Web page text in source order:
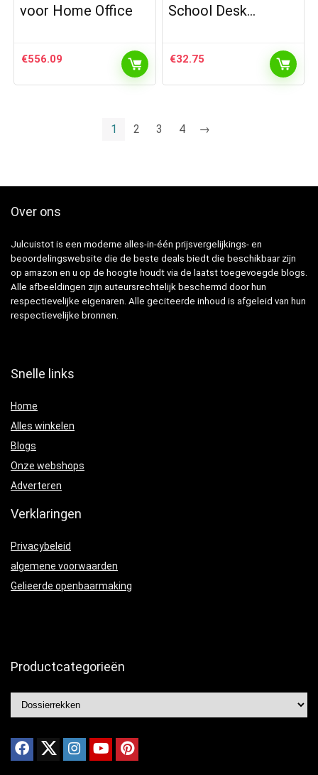
voor Home Office
€556.09
School Desk…
€32.75
1 2 3 4 →
Over ons
Julcuistot is een moderne alles-in-één prijsvergelijkings- en
beoordelingswebsite die de beste deals biedt die beschikbaar zijn
op amazon en u op de hoogte houdt via de laatst toegevoegde blogs.
Alle afbeeldingen zijn auteursrechtelijk beschermd door hun
respectievelijke eigenaren. Alle geciteerde inhoud is afgeleid van hun
respectievelijke bronnen.
Snelle links
Home
Alles winkelen
Blogs
Onze webshops
Adverteren
Verklaringen
Privacybeleid
algemene voorwaarden
Gelieerde openbaarmaking
Productcategorieën